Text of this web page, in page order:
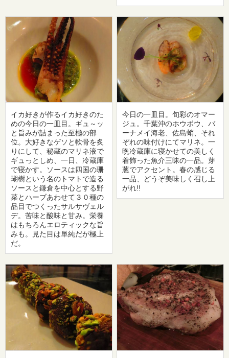
イカ好きが作るイカ好きのた
めの今日の一皿目。ギュ～ッ
と旨みが詰まった至極の部
位。大好きなゲソと軟骨を炙
りにして、秘蔵のマリネ液で
ギュっとしめ、一日、冷蔵庫
で寝かす。ソースは四国の珊
瑚樹という名のトマトで造る
ソースと鎌倉を中心とする野
菜とハーブあわせて３０種の
品目でつくったサルサヴェル
デ。苦味と酸味と甘み。栄養
はもちろんエロティックな旨
みも。見た目は単純だが極上
だ。
今日の一皿目。旬彩のオマー
ジュ。千葉沖のホウボウ、バ
ーナメイ海老、佐島蛸、それ
ぞれの味付けにてマリネ。一
晩冷蔵庫に寝かせての美しく
着飾った魚介三昧の一品。芽
葱でアクセント。春の感じる
一品、どうぞ美味しく召し上
がれ!!